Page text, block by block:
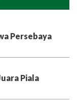
Persebaya
Piala